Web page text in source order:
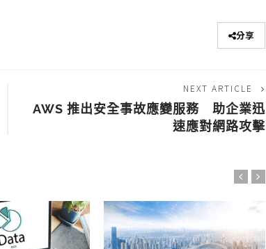
分享
NEXT ARTICLE
AWS 推出安全事故應變服務 助企業迅
速應對網路攻擊